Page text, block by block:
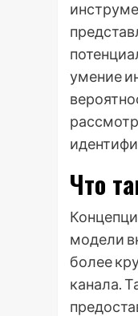
умение
Что
модели
более
канала.